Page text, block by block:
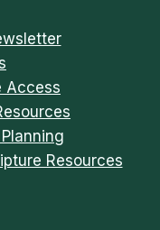
Access
Resources